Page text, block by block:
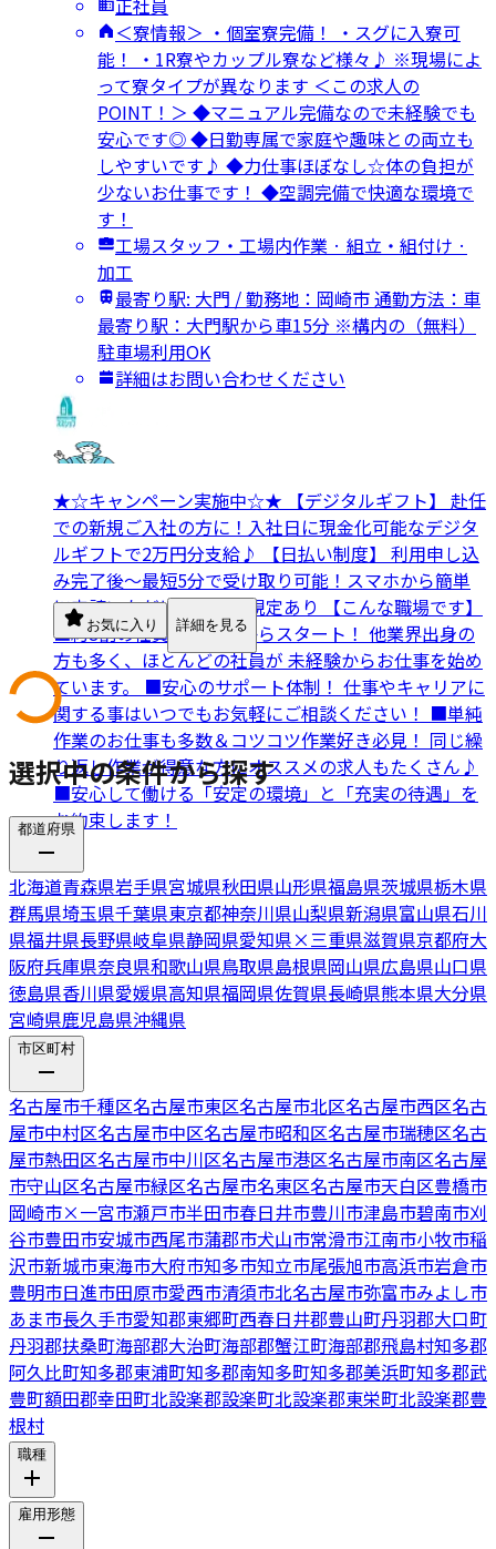
＜寮情報＞ ・個室寮完備！ ・スグに入寮可
能！ ・1R寮やカップル寮など様々♪ ※現場によ
って寮タイプが異なります ＜この求人の
POINT！＞ ◆マニュアル完備なので未経験でも
安心です◎ ◆日勤専属で家庭や趣味との両立も
しやすいです♪ ◆力仕事ほぼなし☆体の負担が
少ないお仕事です！ ◆空調完備で快適な環境で
す！
工場スタッフ・工場内作業 · 組立・組付け ·
加工
最寄り駅: 大門 / 勤務地：岡崎市 通勤方法：車
最寄り駅：大門駅から車15分 ※構内の（無料）
駐車場利用OK
詳細はお問い合わせください
★☆キャンペーン実施中☆★ 【デジタルギフト】 赴任
での新規ご入社の方に！入社日に現金化可能なデジタ
ルギフトで2万円分支給♪ 【日払い制度】 利用申し込
み完了後～最短5分で受け取り可能！スマホから簡単
に申請いただけます！※規定あり 【こんな職場です】
■約8割の社員が未経験からスタート！ 他業界出身の
方も多く、ほとんどの社員が 未経験からお仕事を始め
ています。 ■安心のサポート体制！ 仕事やキャリアに
関する事はいつでもお気軽にご相談ください！ ■単純
作業のお仕事も多数＆コツコツ作業好き必見！ 同じ繰
り返し作業が得意な方にオススメの求人もたくさん♪
■安心して働ける「安定の環境」と「充実の待遇」を
お約束します！
お気に入り 詳細を見る
選択中の条件から探す
都道府県
北海道青森県岩手県宮城県秋田県山形県福島県茨城県栃木県
群馬県埼玉県千葉県東京都神奈川県山梨県新潟県富山県石川
県福井県長野県岐阜県静岡県愛知県×三重県滋賀県京都府大
阪府兵庫県奈良県和歌山県鳥取県島根県岡山県広島県山口県
徳島県香川県愛媛県高知県福岡県佐賀県長崎県熊本県大分県
宮崎県鹿児島県沖縄県
市区町村
名古屋市千種区名古屋市東区名古屋市北区名古屋市西区名古
屋市中村区名古屋市中区名古屋市昭和区名古屋市瑞穂区名古
屋市熱田区名古屋市中川区名古屋市港区名古屋市南区名古屋
市守山区名古屋市緑区名古屋市名東区名古屋市天白区豊橋市
岡崎市×一宮市瀬戸市半田市春日井市豊川市津島市碧南市刈
谷市豊田市安城市西尾市蒲郡市犬山市常滑市江南市小牧市稲
沢市新城市東海市大府市知多市知立市尾張旭市高浜市岩倉市
豊明市日進市田原市愛西市清須市北名古屋市弥富市みよし市
あま市長久手市愛知郡東郷町西春日井郡豊山町丹羽郡大口町
丹羽郡扶桑町海部郡大治町海部郡蟹江町海部郡飛島村知多郡
阿久比町知多郡東浦町知多郡南知多町知多郡美浜町知多郡武
豊町額田郡幸田町北設楽郡設楽町北設楽郡東栄町北設楽郡豊
根村
職種
雇用形態